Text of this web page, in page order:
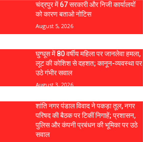
चंद्रपुर में 67 सरकारी और निजी कार्यालयों
को कारण बताओ नोटिस
August 5, 2026
घुग्घूस में 80 वर्षीय महिला पर जानलेवा हमला,
लूट की कोशिश से दहशत; कानून-व्यवस्था पर
उठे गंभीर सवाल
August 3, 2026
शांति नगर पंडाल विवाद ने पकड़ा तूल, नगर
परिषद की बैठक पर टिकीं निगाहें; प्रशासन,
पुलिस और कंपनी प्रबंधन की भूमिका पर उठे
सवाल